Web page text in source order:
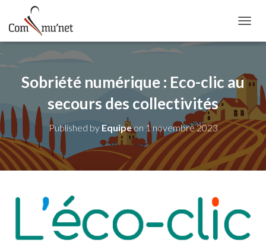
Sobriété numérique : Eco-clic au
secours des collectivités
Published by Equipeon 1 novembre 2023